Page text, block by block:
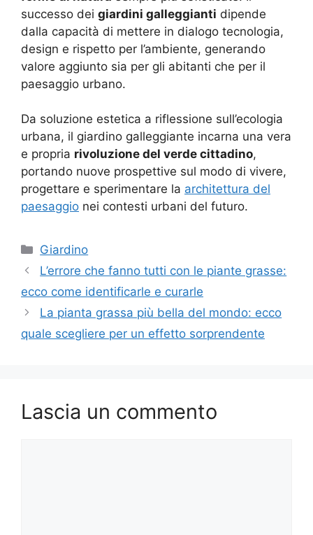
successo dei giardini galleggianti dipende
dalla capacità di mettere in dialogo tecnologia,
design e rispetto per l’ambiente, generando
valore aggiunto sia per gli abitanti che per il
paesaggio urbano.
Da soluzione estetica a riflessione sull’ecologia
urbana, il giardino galleggiante incarna una vera
e propria rivoluzione del verde cittadino,
portando nuove prospettive sul modo di vivere,
progettare e sperimentare la architettura del
paesaggio nei contesti urbani del futuro.
Categorie
Giardino
L’errore che fanno tutti con le piante grasse:
ecco come identificarle e curarle
La pianta grassa più bella del mondo: ecco
quale scegliere per un effetto sorprendente
Lascia un commento